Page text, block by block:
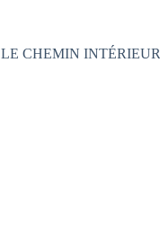
LE CHEMIN INTÉRIEUR